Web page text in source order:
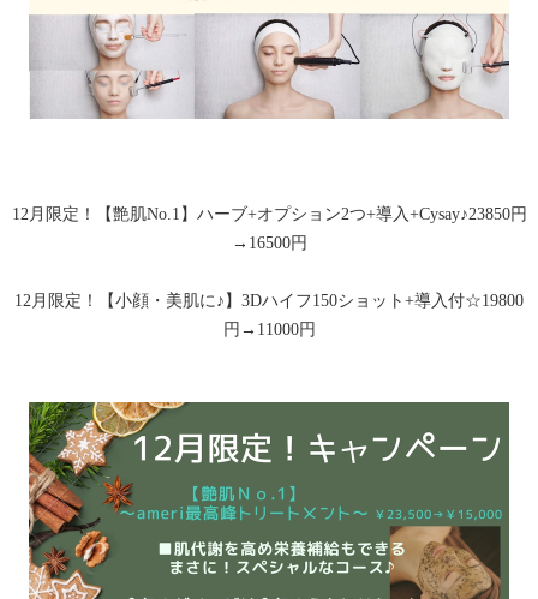
12月限定！【艶肌No.1】ハーブ+オプション2つ+導入+Cysay♪23850円
→16500円
12月限定！【小顔・美肌に♪】3Dハイフ150ショット+導入付☆19800
円→11000円